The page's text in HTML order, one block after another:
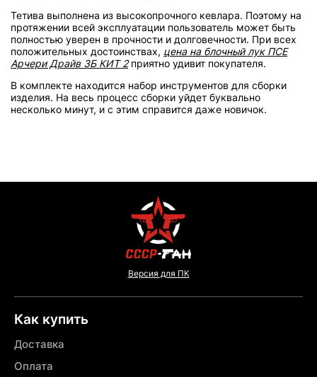
Тетива выполнена из высокопрочного кевлара. Поэтому на
протяжении всей эксплуатации пользователь может быть
полностью уверен в прочности и долговечности. При всех
положительных достоинствах, цена на блочный лук ПСЕ
Арчери Драйв 3Б КИТ 2приятно удивит покупателя.
В комплекте находится набор инструментов для сборки
изделия. На весь процесс сборки уйдет буквально
несколько минут, и с этим справится даже новичок.
Версия для ПК
Как купить
Доставка
Оплата